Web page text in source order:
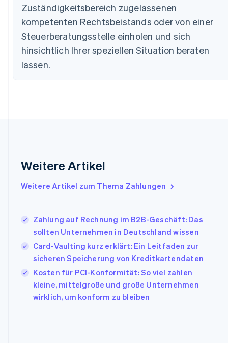
Zuständigkeitsbereich zugelassenen
kompetenten Rechtsbeistands oder von einer
Steuerberatungsstelle einholen und sich
hinsichtlich Ihrer speziellen Situation beraten
lassen.
Weitere Artikel
Weitere Artikel zum Thema Zahlungen
Zahlung auf Rechnung im B2B-Geschäft: Das
sollten Unternehmen in Deutschland wissen
Card-Vaulting kurz erklärt: Ein Leitfaden zur
sicheren Speicherung von Kreditkartendaten
Kosten für PCI-Konformität: So viel zahlen
kleine, mittelgroße und große Unternehmen
wirklich, um konform zu bleiben
Bulgarien
Dänemark
English
Deutschland
Deutsch English
Estland
Griechenland
English
Italien
ItalianoEnglish
Japan
English
Kanada
EnglishFrançais
Kroatien